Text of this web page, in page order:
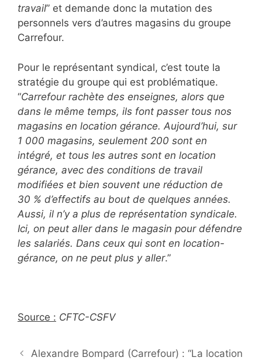
travail” et demande donc la mutation des
personnels vers d’autres magasins du groupe
Carrefour.
Pour le représentant syndical, c’est toute la
stratégie du groupe qui est problématique.
“Carrefour rachète des enseignes, alors que
dans le même temps, ils font passer tous nos
magasins en location gérance. Aujourd’hui, sur
1 000 magasins, seulement 200 sont en
intégré, et tous les autres sont en location
gérance, avec des conditions de travail
modifiées et bien souvent une réduction de
30 % d’effectifs au bout de quelques années.
Aussi, il n’y a plus de représentation syndicale.
Ici, on peut aller dans le magasin pour défendre
les salariés. Dans ceux qui sont en location-
gérance, on ne peut plus y aller.”
Source : CFTC-CSFV
Alexandre Bompard (Carrefour) : “La location